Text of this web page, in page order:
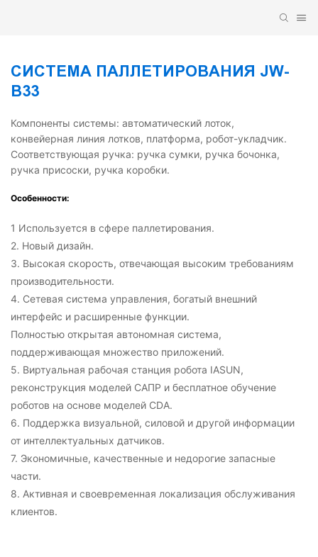
СИСТЕМА ПАЛЛЕТИРОВАНИЯ JW-
B33
Компоненты системы: автоматический лоток,
конвейерная линия лотков, платформа, робот-укладчик.
Соответствующая ручка: ручка сумки, ручка бочонка,
ручка присоски, ручка коробки.
Особенности:
1 Используется в сфере паллетирования.
2. Новый дизайн.
3. Высокая скорость, отвечающая высоким требованиям
производительности.
4. Сетевая система управления, богатый внешний
интерфейс и расширенные функции.
Полностью открытая автономная система,
поддерживающая множество приложений.
5. Виртуальная рабочая станция робота IASUN,
реконструкция моделей САПР и бесплатное обучение
роботов на основе моделей CDA.
6. Поддержка визуальной, силовой и другой информации
от интеллектуальных датчиков.
7. Экономичные, качественные и недорогие запасные
части.
8. Активная и своевременная локализация обслуживания
клиентов.